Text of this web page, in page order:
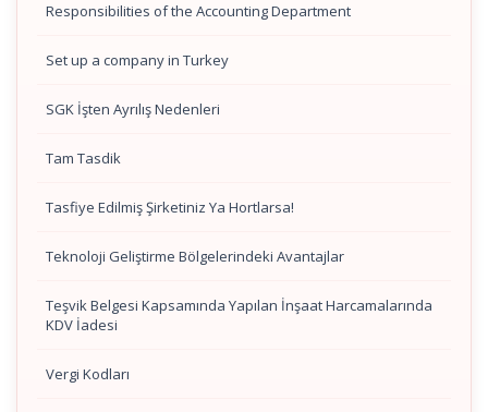
Responsibilities of the Accounting Department
Set up a company in Turkey
SGK İşten Ayrılış Nedenleri
Tam Tasdik
Tasfiye Edilmiş Şirketiniz Ya Hortlarsa!
Teknoloji Geliştirme Bölgelerindeki Avantajlar
Teşvik Belgesi Kapsamında Yapılan İnşaat Harcamalarında
KDV İadesi
Vergi Kodları